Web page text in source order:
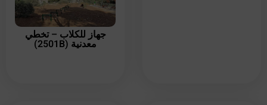
جهاز للكلاب – تخطي
معدنية (2501B)